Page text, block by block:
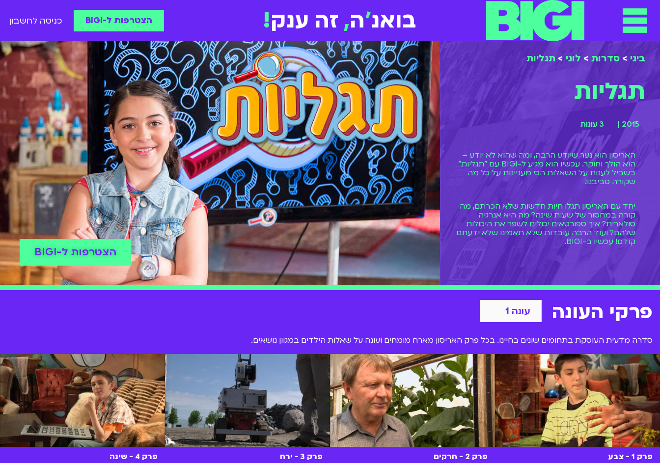
בואנ'ה, זה ענק! הצטרפות ל-BIGI כניסה לחשבון
ביגי > סדרות > לוגי > תגליות
תגליות
2015 | 3 עונות
האריסון הוא נער שיודע הרבה, ומה שהוא לא יודע –
הוא הולך וחוקר. עכשיו הוא מגיע ל-BIGI עם "תגליות"
בשביל לענות על השאלות הכי מעניינות על כל מה
שקורה סביבנו!
יחד עם האריסון תגלו חיות חדשות שלא הכרתם, מה
קורה במחסור של שעות שינה? מה היא אנרגיה
סולארית? איך ספורטאים יכולים לשפר את היכולות
שלהם? ועוד הרבה עובדות שלא תאמינו שלא ידעתם
קודם! עכשיו ב-BIGI.
הצטרפות ל-BIGI
פרקי העונה
סדרה מדעית העוסקת בתחומים שונים בחיינו. בכל פרק האריסון מארח מומחים ועונה על שאלות הילדים במגוון נושאים.
פרק 1 - צבע פרק 2 - חרקים פרק 3 - ירח פרק 4 - שינה